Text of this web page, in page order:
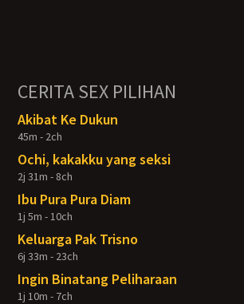
CERITA SEX PILIHAN
Akibat Ke Dukun
45m - 2ch
Ochi, kakakku yang seksi
2j 31m - 8ch
Ibu Pura Pura Diam
1j 5m - 10ch
Keluarga Pak Trisno
6j 33m - 23ch
Ingin Binatang Peliharaan
1j 10m - 7ch